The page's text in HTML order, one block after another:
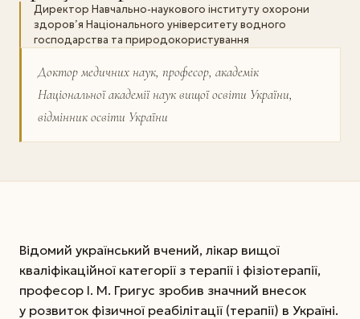
Директор Навчально-наукового інституту охорони
здоров’я Національного університету водного
господарства та природокористування
Доктор медичних наук, професор, академік
Національної академії наук вищої освіти України,
відмінник освіти України
Відомий український вчений, лікар вищої
кваліфікаційної категорії з терапії і фізіотерапії,
професор І. М. Григус зробив значний внесок
у розвиток фізичної реабілітації (терапії) в Україні.